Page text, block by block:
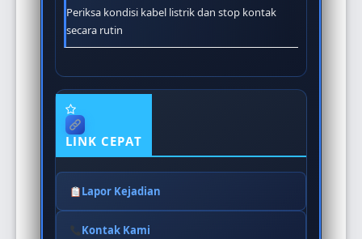
Periksa kondisi kabel listrik dan stop kontak
secara rutin
LINK CEPAT
Lapor Kejadian
Kontak Kami